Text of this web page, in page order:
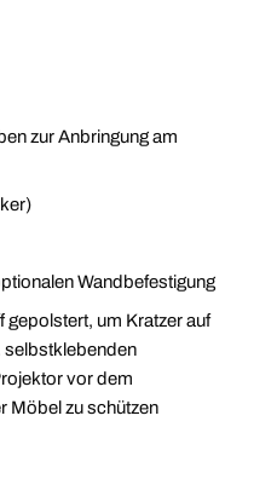
zur Anbringung am
Wandbefestigung
gepolstert, um Kratzer auf
selbstklebenden
vor dem
Möbel zu schützen